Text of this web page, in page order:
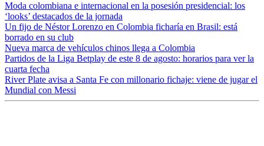
Moda colombiana e internacional en la posesión presidencial: los
‘looks’ destacados de la jornada
Un fijo de Néstor Lorenzo en Colombia ficharía en Brasil: está
borrado en su club
Nueva marca de vehículos chinos llega a Colombia
Partidos de la Liga Betplay de este 8 de agosto: horarios para ver la
cuarta fecha
River Plate avisa a Santa Fe con millonario fichaje: viene de jugar el
Mundial con Messi